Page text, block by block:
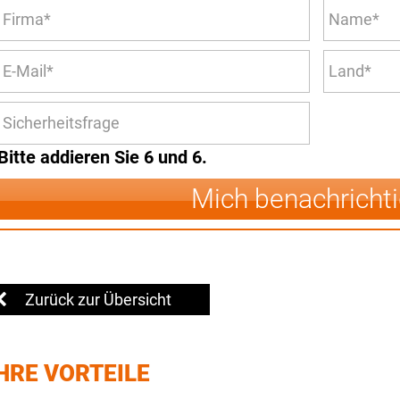
addieren Sie 6 und 6.
Mich
Zurück zur Übersicht
VORTEILE